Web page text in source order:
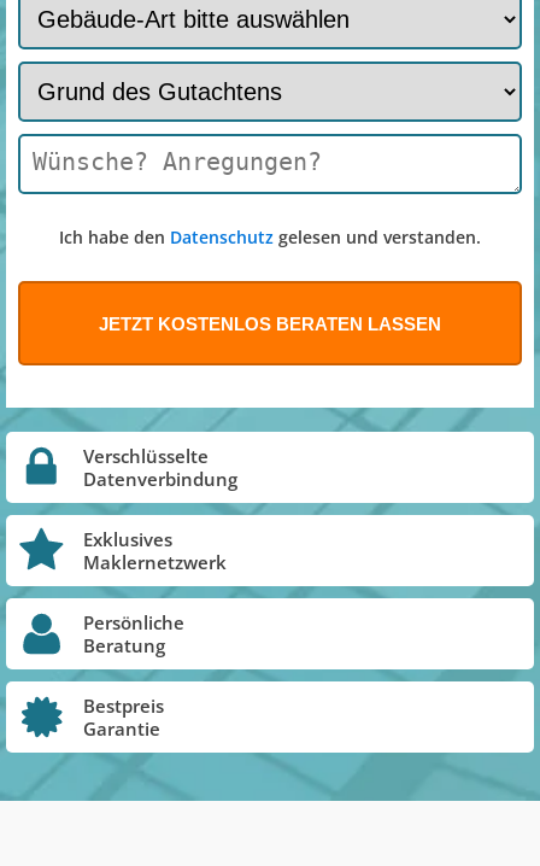
Ich habe den Datenschutz gelesen und verstanden.
Verschlüsselte
Datenverbindung
Exklusives
Maklernetzwerk
Persönliche
Beratung
Bestpreis
Garantie